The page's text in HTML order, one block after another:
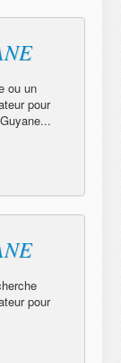
ou un
pour
pour